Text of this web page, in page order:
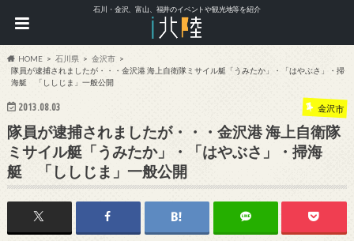
石川・金沢、富山、福井のイベントや観光地等を紹介
HOME 石川県
金沢市
隊員が逮捕されましたが・・・金沢港 海上自衛隊ミサイル艇「うみたか」・「はやぶさ」・掃
海艇 「ししじま」一般公開
2013.08.03 金沢市
隊員が逮捕されましたが・・・金沢港 海上自衛隊
ミサイル艇「うみたか」・「はやぶさ」・掃海
艇 「ししじま」一般公開